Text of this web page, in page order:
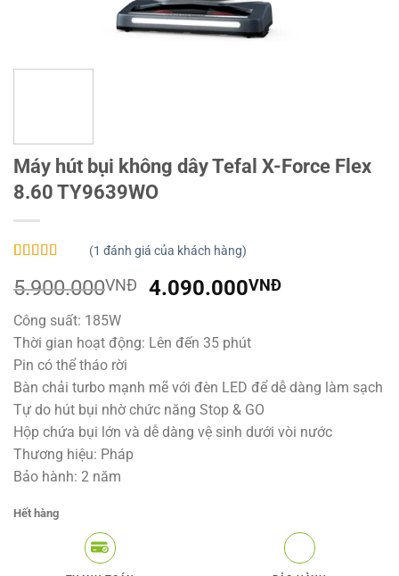
Máy hút bụi không dây Tefal X-Force Flex
8.60 TY9639WO
dựa trên
đánh giá
(1 đánh giá của khách hàng)
5.900.000VNĐ
Giá
là:
5.900.000VNĐ.
4.090.000VNĐGiá
Công suất: 185W
Thời gian hoạt động: Lên đến 35 phút
Pin có thể tháo rời
Bàn chải turbo mạnh mẽ với đèn LED để dễ dàng làm sạch
Tự do hút bụi nhờ chức năng Stop & GO
Hộp chứa bụi lớn và dễ dàng vệ sinh dưới vòi nước
Thương hiệu: Pháp
Bảo hành: 2 năm
Hết hàng